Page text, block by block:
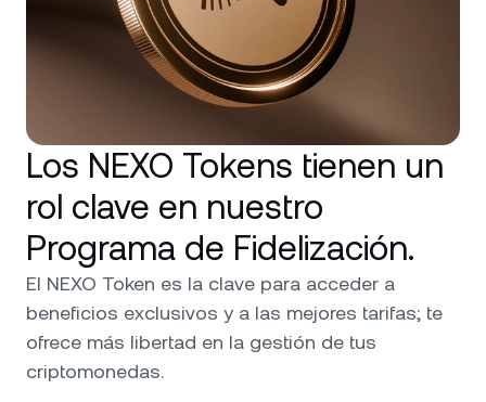
Los NEXO Tokens tienen un
rol clave en nuestro
Programa de Fidelización.
El NEXO Token es la clave para acceder a
beneficios exclusivos y a las mejores tarifas; te
ofrece más libertad en la gestión de tus
criptomonedas.